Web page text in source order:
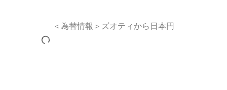
＜為替情報＞ズオティから日本円